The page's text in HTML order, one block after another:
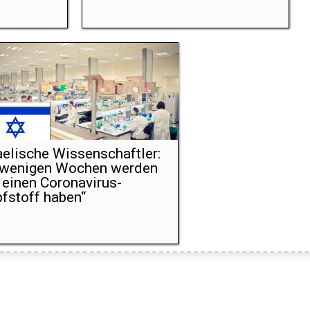
Wissenschaftler:
Wochen werden
Coronavirus-
haben“